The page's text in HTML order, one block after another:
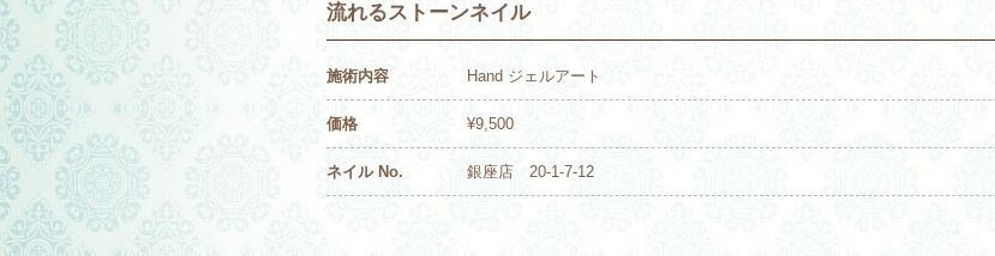
流れるストーンネイル
施術内容 Hand ジェルアート
価格 ¥9,500
ネイル No. 銀座店 20-1-7-12